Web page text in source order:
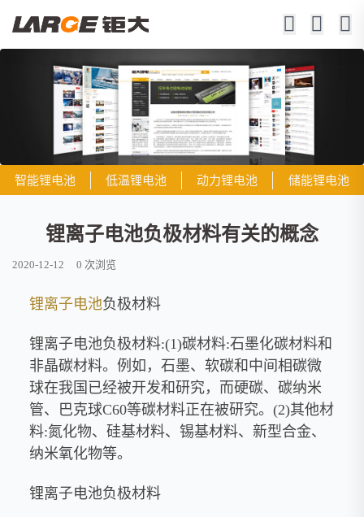
智能锂电池 低温锂电池 动力锂电池 储能锂电池
锂离子电池负极材料有关的概念
2020-12-12 0 次浏览
锂离子电池负极材料
锂离子电池负极材料:(1)碳材料:石墨化碳材料和
非晶碳材料。例如，石墨、软碳和中间相碳微
球在我国已经被开发和研究，而硬碳、碳纳米
管、巴克球C60等碳材料正在被研究。(2)其他材
料:氮化物、硅基材料、锡基材料、新型合金、
纳米氧化物等。
锂离子电池负极材料